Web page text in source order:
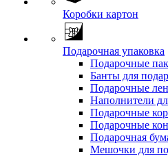
Коробки картон
Подарочная упаковка
Подарочные
Банты для
Подарочные
Наполнители
Подарочные
Подарочные
Подарочная
Мешочки для